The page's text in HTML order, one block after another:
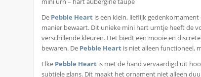
De Pebble Heart is een klein, lieflijk
manier bewaart. Dit unieke mini hart urntje heeft de
verschillende kleuren. Het biedt een mooie en
bewaren. De Pebble Heart is niet alleen functioneel,
Elke Pebble Heart is met de hand vervaardigd uit
subtiele glans. Dit maakt het ornament niet alleen